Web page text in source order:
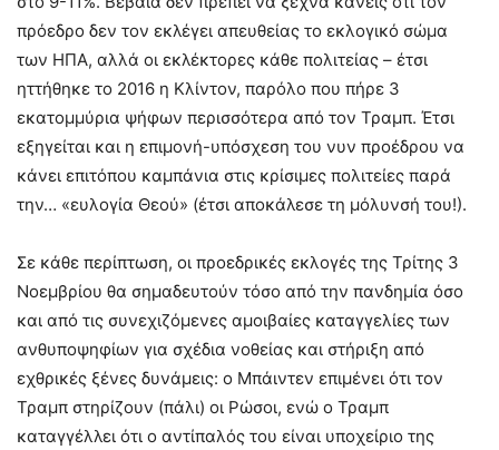
πρόεδρο δεν τον εκλέγει απευθείας το εκλογικό σώμα
των ΗΠΑ, αλλά οι εκλέκτορες κάθε πολιτείας – έτσι
ηττήθηκε το 2016 η Κλίντον, παρόλο που πήρε 3
εκατομμύρια ψήφων περισσότερα από τον Τραμπ. Έτσι
εξηγείται και η επιμονή-υπόσχεση του νυν προέδρου να
κάνει επιτόπου καμπάνια στις κρίσιμες πολιτείες παρά
την… «ευλογία Θεού» (έτσι αποκάλεσε τη μόλυνσή του!).
Σε κάθε περίπτωση, οι προεδρικές εκλογές της Τρίτης 3
Νοεμβρίου θα σημαδευτούν τόσο από την πανδημία όσο
και από τις συνεχιζόμενες αμοιβαίες καταγγελίες των
ανθυποψηφίων για σχέδια νοθείας και στήριξη από
εχθρικές ξένες δυνάμεις: ο Μπάιντεν επιμένει ότι τον
Τραμπ στηρίζουν (πάλι) οι Ρώσοι, ενώ ο Τραμπ
καταγγέλλει ότι ο αντίπαλός του είναι υποχείριο της